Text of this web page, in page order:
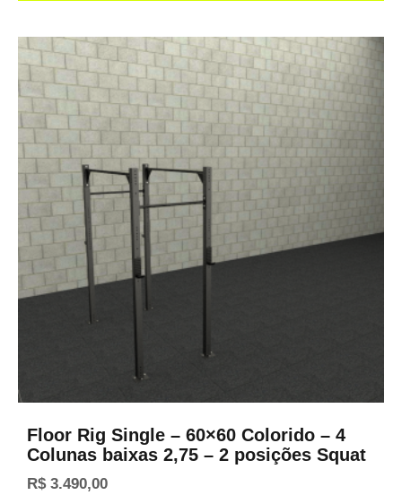
Floor Rig Single – 60×60 Colorido – 4
Colunas baixas 2,75 – 2 posições Squat
R$3.490,00